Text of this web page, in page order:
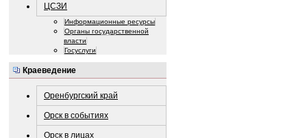
ЦСЗИ
Информационные ресурсы
Органы государственной
власти
Госуслуги
Краеведение
Оренбургский край
Орск в событиях
Орск в лицах